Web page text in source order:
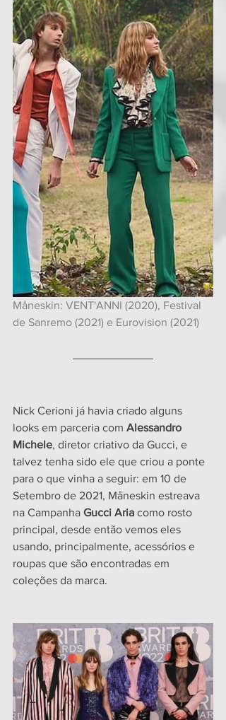
Måneskin: VENT'ANNI (2020), Festival
de Sanremo (2021) e Eurovision (2021)
Nick Cerioni já havia criado alguns
looks em parceria com Alessandro
Michele, diretor criativo da Gucci, e
talvez tenha sido ele que criou a ponte
para o que vinha a seguir: em 10 de
Setembro de 2021, Måneskin estreava
na Campanha Gucci Aria como rosto
principal, desde então vemos eles
usando, principalmente, acessórios e
roupas que são encontradas em
coleções da marca.